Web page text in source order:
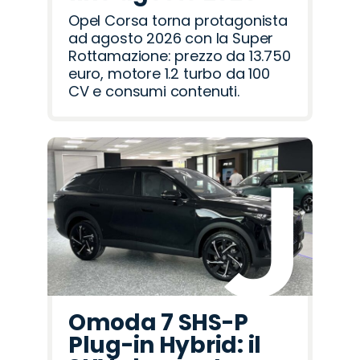
Opel Corsa torna protagonista
ad agosto 2026 con la Super
Rottamazione: prezzo da 13.750
euro, motore 1.2 turbo da 100
CV e consumi contenuti.
Omoda 7 SHS-P
Plug-in Hybrid: il